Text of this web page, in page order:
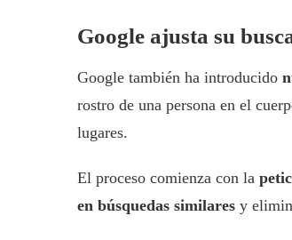
Google ajusta su
Google también ha introducido
rostro de una persona en el
lugares.
El proceso comienza con la
en búsquedas similares y